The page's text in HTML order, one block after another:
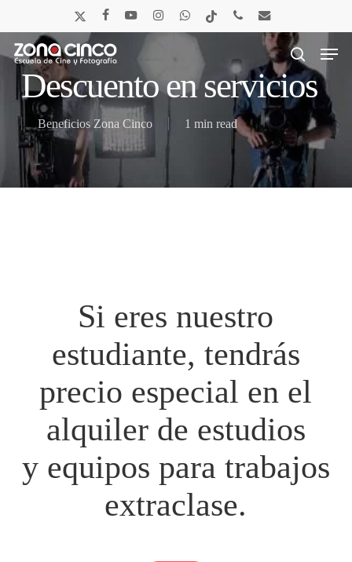
main
content
x-
twitter
facebookyoutubeinstagramwhatsapptiktok phone email
search
Menu
Descuento en servicios
Beneficios Zona Cinco 1 min read
Si eres nuestro
estudiante, tendrás
precio especial en el
alquiler de estudios
y equipos para trabajos
extraclase.